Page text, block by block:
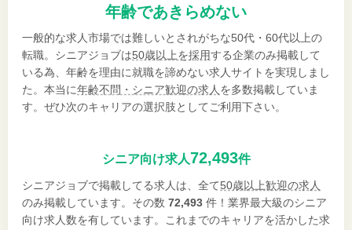
年齢であきらめない
一般的な求人市場では難しいとされがちな50代・60代以上の
転職。シニアジョブは50歳以上を採用する企業のみ掲載して
いる為、年齢を理由に就職を諦めない求人サイトを実現しまし
た。本当に年齢不問・シニア歓迎の求人 を多数掲載していま
す。ぜひ次のキャリアの選択肢としてご利用下さい。
シニア向け求人72,493件
シニアジョブで掲載してる求人は、全て50歳以上歓迎の求人
のみ掲載しています。その数 72,493 件！業界最大級のシニア
向け求人数を有しています。これまでのキャリアを活かした求